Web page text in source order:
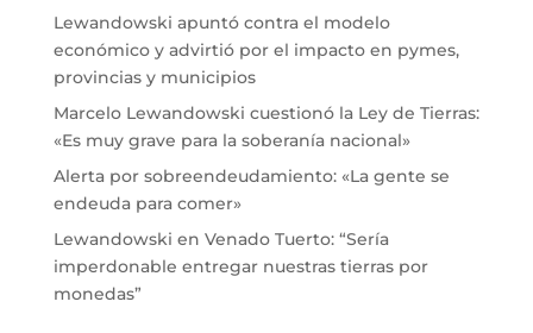
Lewandowski apuntó contra el modelo
económico y advirtió por el impacto en pymes,
provincias y municipios
Marcelo Lewandowski cuestionó la Ley de Tierras:
«Es muy grave para la soberanía nacional»
Alerta por sobreendeudamiento: «La gente se
endeuda para comer»
Lewandowski en Venado Tuerto: “Sería
imperdonable entregar nuestras tierras por
monedas”